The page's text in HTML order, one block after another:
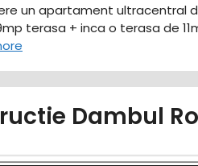
un apartament
terasa + inca o terasa de
Dambul